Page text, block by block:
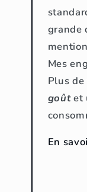
grande
Mes
Plus de
goûtet
En